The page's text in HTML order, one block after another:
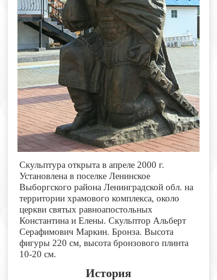
Скульптура открыта в апреле 2000 г.
Установлена в поселке Ленинское
Выборгского района Ленинградской обл. на
территории храмового комплекса, около
церкви святых равноапостольных
Константина и Елены. Скульптор Альберт
Серафимович Маркин. Бронза. Высота
фигуры 220 см, высота бронзового плинта
10-20 см.
История